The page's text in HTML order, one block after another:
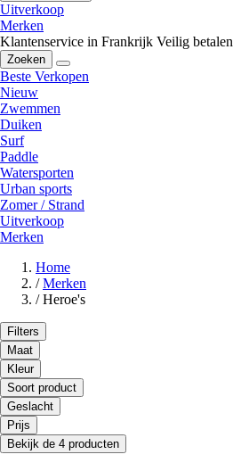
Uitverkoop
Merken
Klantenservice in Frankrijk Veilig betalen
Zoeken
Beste Verkopen
Nieuw
Zwemmen
Duiken
Surf
Paddle
Watersporten
Urban sports
Zomer / Strand
Uitverkoop
Merken
Home
/ Merken
/ Heroe's
Filters
Maat
Kleur
Soort product
Geslacht
Prijs
Bekijk de 4 producten